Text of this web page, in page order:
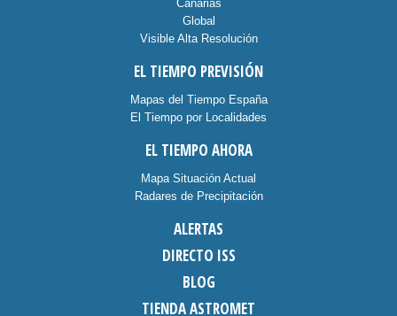
Canarias
Global
Visible Alta Resolución
EL TIEMPO PREVISIÓN
Mapas del Tiempo España
El Tiempo por Localidades
EL TIEMPO AHORA
Mapa Situación Actual
Radares de Precipitación
ALERTAS
DIRECTO ISS
BLOG
TIENDA ASTROMET